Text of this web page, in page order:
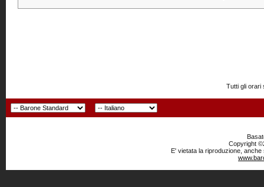
Tutti gli orari
Copyright
E' vietata la riproduzione,